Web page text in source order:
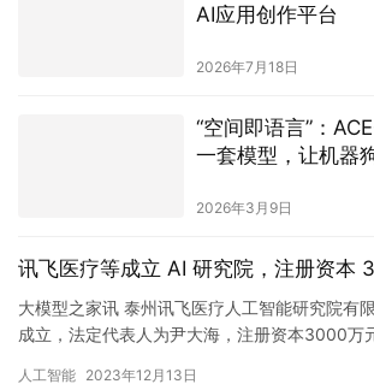
AI应用创作平台
2026年7月18日
“空间即语言”：
一套模型，让机器
2026年3月9日
讯飞医疗等成立 AI 研究院，注册资本
大模型之家讯 泰州讯飞医疗人工智能研究院有
成立，法定代表人为尹大海，注册资本3000万
人工智能 2023年12月13日